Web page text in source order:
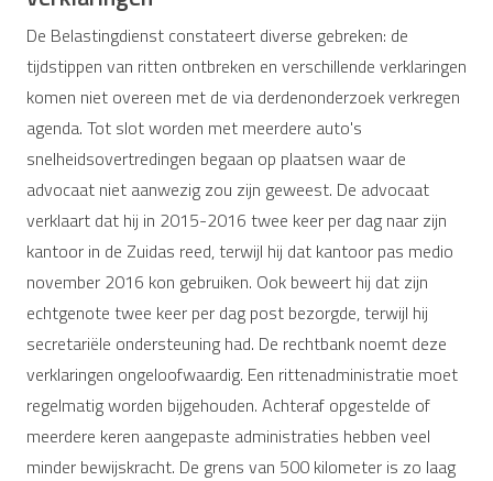
De Belastingdienst constateert diverse gebreken: de
tijdstippen van ritten ontbreken en verschillende verklaringen
komen niet overeen met de via derdenonderzoek verkregen
agenda. Tot slot worden met meerdere auto's
snelheidsovertredingen begaan op plaatsen waar de
advocaat niet aanwezig zou zijn geweest. De advocaat
verklaart dat hij in 2015-2016 twee keer per dag naar zijn
kantoor in de Zuidas reed, terwijl hij dat kantoor pas medio
november 2016 kon gebruiken. Ook beweert hij dat zijn
echtgenote twee keer per dag post bezorgde, terwijl hij
secretariële ondersteuning had. De rechtbank noemt deze
verklaringen ongeloofwaardig. Een rittenadministratie moet
regelmatig worden bijgehouden. Achteraf opgestelde of
meerdere keren aangepaste administraties hebben veel
minder bewijskracht. De grens van 500 kilometer is zo laag